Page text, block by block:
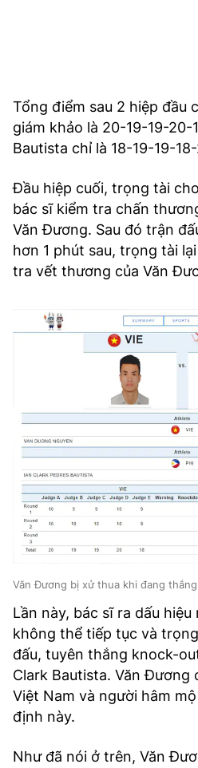
Tổng điểm sau 2 hiệp đầu
giám khảo là 20-19-19-20-
Bautista chỉ là 18-19-19-
Đầu hiệp cuối, trọng tài
bác sĩ kiểm tra chấn
Văn Đương. Sau đó trận
hơn 1 phút sau, trọng tài
tra vết thương của Văn
Văn Đương bị xử thua khi đang
Lần này, bác sĩ ra dấu
không thể tiếp tục và
đấu, tuyên thắng knock-
Clark Bautista. Văn Đương
Việt Nam và người hâm
định này.
Như đã nói ở trên, Văn